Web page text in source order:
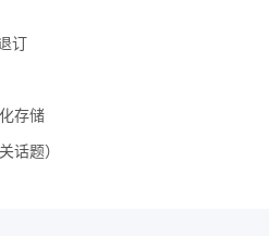
订
存储
话题）